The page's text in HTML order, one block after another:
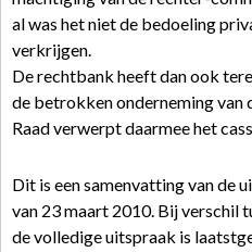
al was het niet de bedoeling
verkrijgen.
De rechtbank heeft dan ook
de betrokken onderneming van
Raad verwerpt daarmee het
Dit is een samenvatting van de
van 23 maart 2010. Bij verschil
de volledige uitspraak is